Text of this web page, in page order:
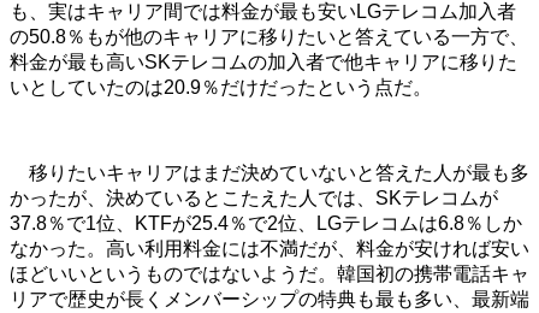
も、実はキャリア間では料金が最も安いLGテレコム加入者
の50.8％もが他のキャリアに移りたいと答えている一方で、
料金が最も高いSKテレコムの加入者で他キャリアに移りた
いとしていたのは20.9％だけだったという点だ。
移りたいキャリアはまだ決めていないと答えた人が最も多
かったが、決めているとこたえた人では、SKテレコムが
37.8％で1位、KTFが25.4％で2位、LGテレコムは6.8％しか
なかった。高い利用料金には不満だが、料金が安ければ安い
ほどいいというものではないようだ。韓国初の携帯電話キャ
リアで歴史が長くメンバーシップの特典も最も多い、最新端